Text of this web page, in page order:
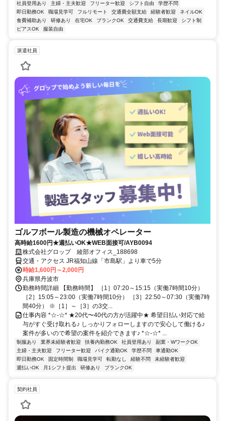
社員登用あり 主婦・主夫歓迎 フリーター歓迎 シフト自由
学歴不問
即日勤務OK
職場見学可 フルリモート 交通費全額支給 経験者歓迎
ネイルOK
食費補助あり
研修あり 在宅OK ブランクOK 交通費支給 長期歓迎
シフト制
ピアスOK
服装自由
派遣社員
ゴルフボール製造の機械オペレーター
高時給1600円★週払いOK★WEB面接可/AYB0094
株式会社グロップ 綾部オフィス_188698
交通・アクセス JR福知山線「市島駅」より車で5分
時給1,600円～2,000円
兵庫県丹波市
勤務時間詳細 【勤務時間】 ［1］07:20～15:15（実働7時間10分）
［2］15:05～23:00（実働7時間10分） ［3］22:50～07:30（実働7時
間40分） ※［1］～［3］の3交...
仕事内容 *☆-☆* ★20代〜40代の方が活躍中★ 希望日払い対応で給
与がすぐ受け取れる♪ しっかりフォローしますので安心して働ける♪
案件が多いので希望の案件を紹介できます♪ *☆-☆* ...
制服あり 業界未経験者歓迎 扶養内勤務OK 社員登用あり
副業・WワークOK
主婦・主夫歓迎
フリーター歓迎 バイク通勤OK 学歴不問
車通勤OK
即日勤務OK
固定時間制 職場見学可 転勤なし 経験不問
未経験者歓迎
週払いOK
月1シフト提出 研修あり ブランクOK
契約社員